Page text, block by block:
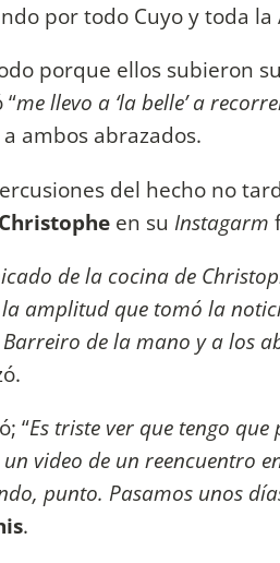
por todo Cuyo y toda
porque ellos subieron
me llevo a ‘la belle’ a
ambos abrazados.
del hecho no
Christophe en su Instagarm
de la cocina de
amplitud que tomó la
de la mano y a los
“Es triste ver que tengo
video de un reencuentro
punto. Pasamos unos
.